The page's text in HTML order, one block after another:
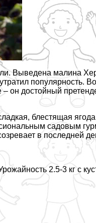
Выведена малина
популярность.
он достойный
блестящая
садовым
в последней
2.5-3 кг с